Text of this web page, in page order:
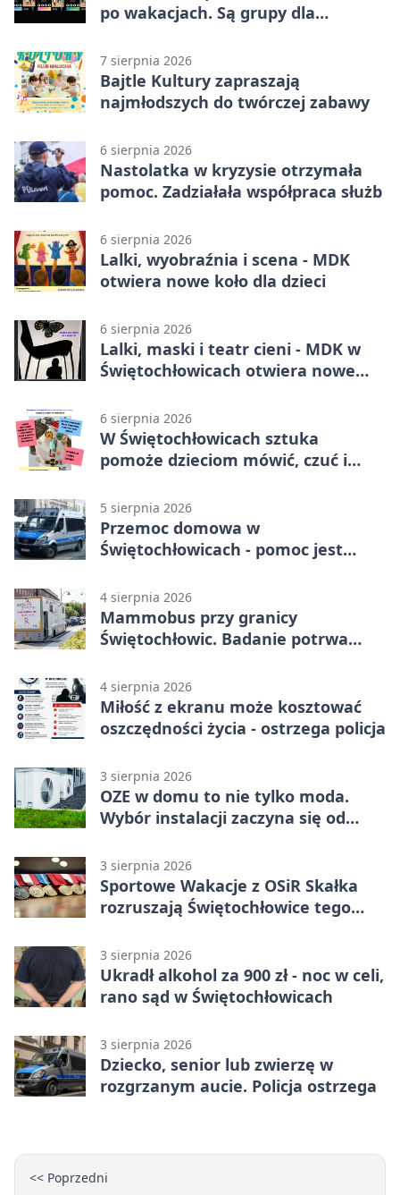
po wakacjach. Są grupy dla
7 sierpnia 2026
Bajtle Kultury zapraszają
najmłodszych do twórczej zabawy
6 sierpnia 2026
Nastolatka w kryzysie otrzymała
pomoc. Zadziałała współpraca służb
6 sierpnia 2026
Lalki, wyobraźnia i scena - MDK
otwiera nowe koło dla dzieci
6 sierpnia 2026
Lalki, maski i teatr cieni - MDK w
Świętochłowicach otwiera nowe
6 sierpnia 2026
W Świętochłowicach sztuka
pomoże dzieciom mówić, czuć i
5 sierpnia 2026
Przemoc domowa w
Świętochłowicach - pomoc jest
4 sierpnia 2026
Mammobus przy granicy
Świętochłowic. Badanie potrwa
4 sierpnia 2026
Miłość z ekranu może kosztować
oszczędności życia - ostrzega policja
3 sierpnia 2026
OZE w domu to nie tylko moda.
Wybór instalacji zaczyna się od
3 sierpnia 2026
Sportowe Wakacje z OSiR Skałka
rozruszają Świętochłowice tego
3 sierpnia 2026
Ukradł alkohol za 900 zł - noc w celi,
rano sąd w Świętochłowicach
3 sierpnia 2026
Dziecko, senior lub zwierzę w
rozgrzanym aucie. Policja ostrzega
<< Poprzedni